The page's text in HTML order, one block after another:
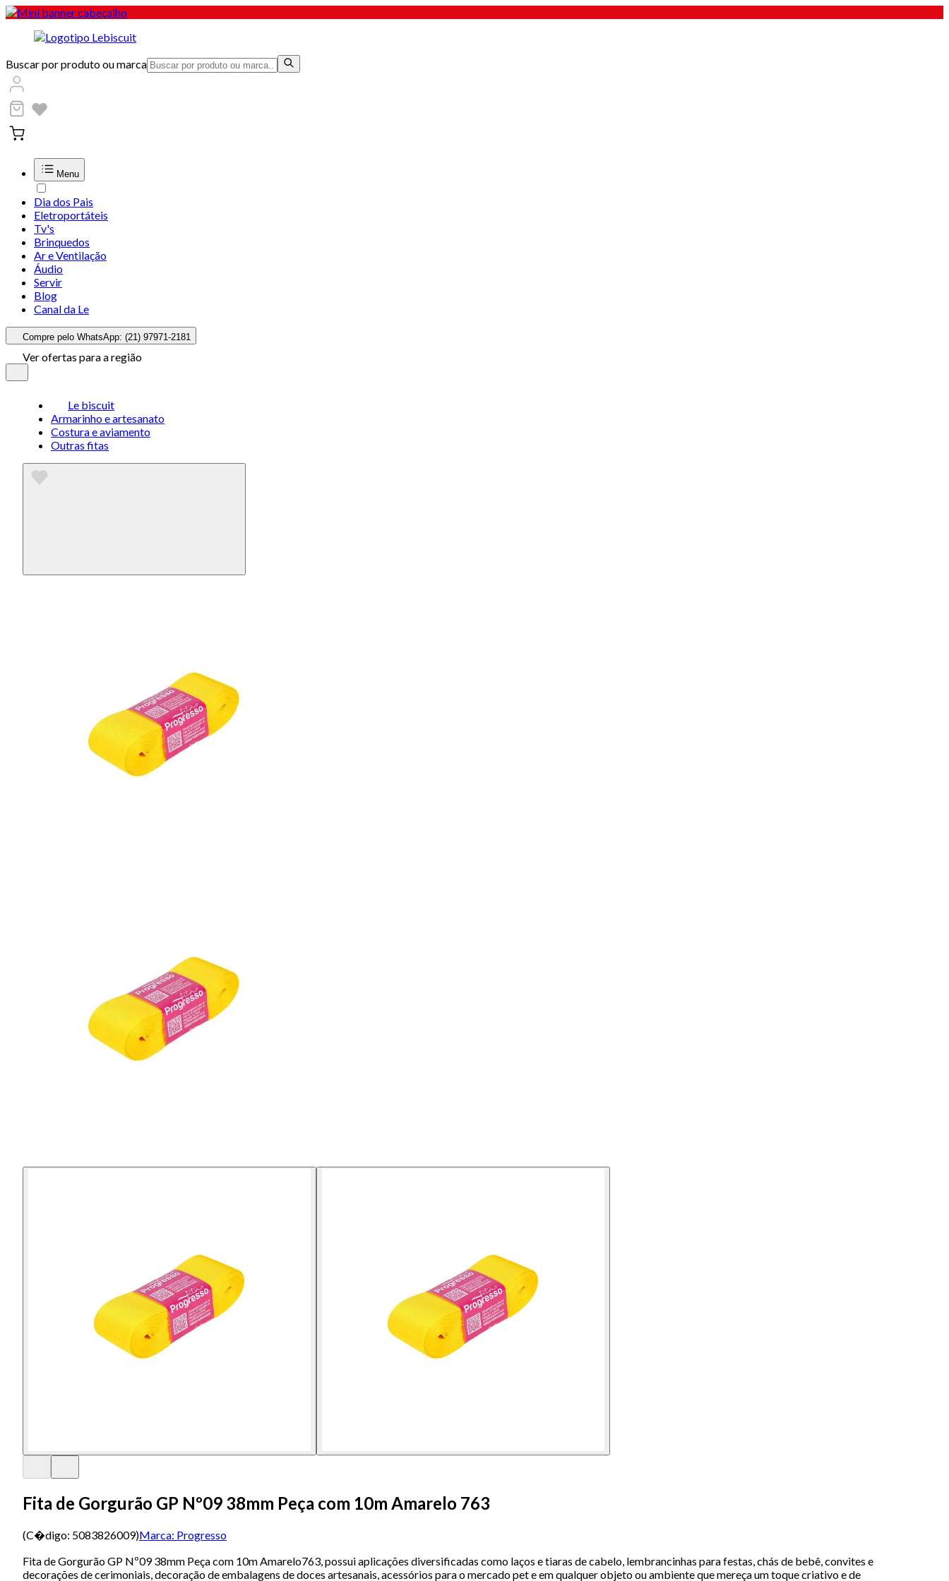
Buscar por produto ou marca
Menu
Dia dos Pais
Eletroportáteis
Tv's
Brinquedos
Ar e Ventilação
Áudio
Servir
Blog
Canal da Le
Compre pelo WhatsApp: (21) 97971-2181
Ver ofertas para a região
Le biscuit
Armarinho e artesanato
Costura e aviamento
Outras fitas
Fita de Gorgurão GP Nº09 38mm Peça com 10m Amarelo 763
(C�digo: 5083826009)Marca: Progresso
Fita de Gorgurão GP Nº09 38mm Peça com 10m Amarelo763, possui aplicações diversificadas como laços e tiaras de cabelo, lembrancinhas para festas, chás de bebê, convites e
decorações de cerimoniais, decoração de embalagens de doces artesanais, acessórios para o mercado pet e em qualquer objeto ou ambiente que mereça um toque criativo e de